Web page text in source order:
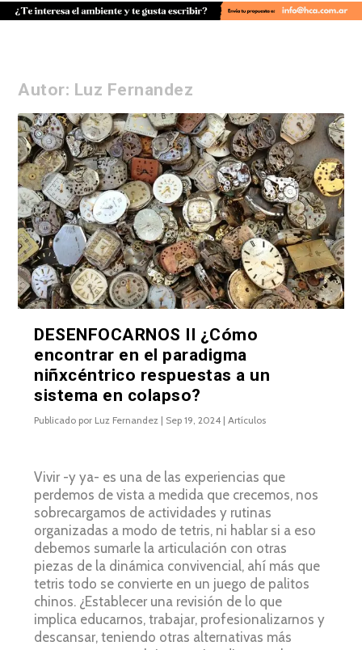
Autor: Luz Fernandez
DESENFOCARNOS II ¿Cómo
encontrar en el paradigma
niñxcéntrico respuestas a un
sistema en colapso?
Publicado por Luz Fernandez | Sep 19, 2024 |Artículos
Vivir -y ya- es una de las experiencias que
perdemos de vista a medida que crecemos, nos
sobrecargamos de actividades y rutinas
organizadas a modo de tetris, ni hablar si a eso
debemos sumarle la articulación con otras
piezas de la dinámica convivencial, ahí más que
tetris todo se convierte en un juego de palitos
chinos. ¿Establecer una revisión de lo que
implica educarnos, trabajar, profesionalizarnos y
descansar, teniendo otras alternativas más